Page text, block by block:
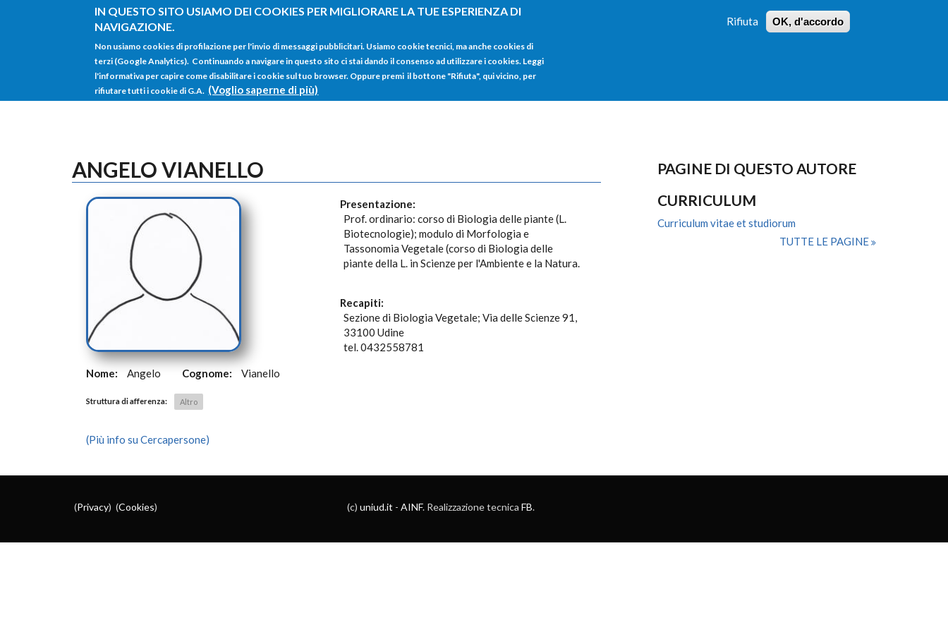
IN QUESTO SITO USIAMO DEI COOKIES PER MIGLIORARE LA TUE ESPERIENZA DI
NAVIGAZIONE.
Non usiamo cookies di profilazione per l'invio di messaggi pubblicitari. Usiamo cookie tecnici, ma anche cookies di
terzi (Google Analytics). Continuando a navigare in questo sito ci stai dando il consenso ad utilizzare i cookies. Leggi
l'informativa per capire come disabilitare i cookie sul tuo browser. Oppure premi il bottone "Rifiuta", qui vicino, per
rifiutare tutti i cookie di G.A. (Voglio saperne di più)
Rifiuta OK, d'accordo
Salta al contenuto principale
RICERCA
HOME
ANGELO VIANELLO
Nome: Angelo Cognome: Vianello
Struttura di afferenza: Altro
(Più info su Cercapersone)
Presentazione:
Prof. ordinario: corso di Biologia delle piante (L.
Biotecnologie); modulo di Morfologia e
Tassonomia Vegetale (corso di Biologia delle
piante della L. in Scienze per l'Ambiente e la Natura.
Recapiti:
Sezione di Biologia Vegetale; Via delle Scienze 91,
33100 Udine
tel. 0432558781
PAGINE DI QUESTO AUTORE
CURRICULUM
Curriculum vitae et studiorum
TUTTE LE PAGINE
(Privacy) (Cookies) (c) uniud.it - AINF. Realizzazione tecnica FB.